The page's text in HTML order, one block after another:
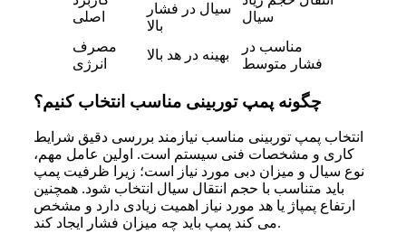
اصلی
سیال در فشار
بالا
سیال
مصرف
انرژی
بهینه در هد بالا
مناسب در
فشار متوسط
چگونه پمپ توربینی مناسب انتخاب کنیم؟
انتخاب پمپ توربینی مناسب نیازمند بررسی دقیق شرایط
کاری و مشخصات فنی سیستم است. اولین عامل مهم،
نوع سیال و میزان دبی مورد نیاز است؛ زیرا ظرفیت پمپ
باید متناسب با حجم انتقال سیال انتخاب شود. همچنین
ارتفاع پمپاژ یا هد مورد نیاز اهمیت زیادی دارد و مشخص
می کند پمپ باید چه میزان فشار ایجاد کند.